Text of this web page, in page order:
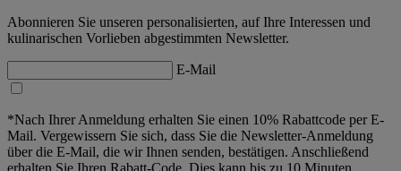
Abonnieren Sie unseren personalisierten, auf Ihre Interessen und
kulinarischen Vorlieben abgestimmten Newsletter.
E-Mail
*Nach Ihrer Anmeldung erhalten Sie einen 10% Rabattcode per E-
Mail. Vergewissern Sie sich, dass Sie die Newsletter-Anmeldung
über die E-Mail, die wir Ihnen senden, bestätigen. Anschließend
erhalten Sie Ihren Rabatt-Code. Dies kann bis zu 10 Minuten